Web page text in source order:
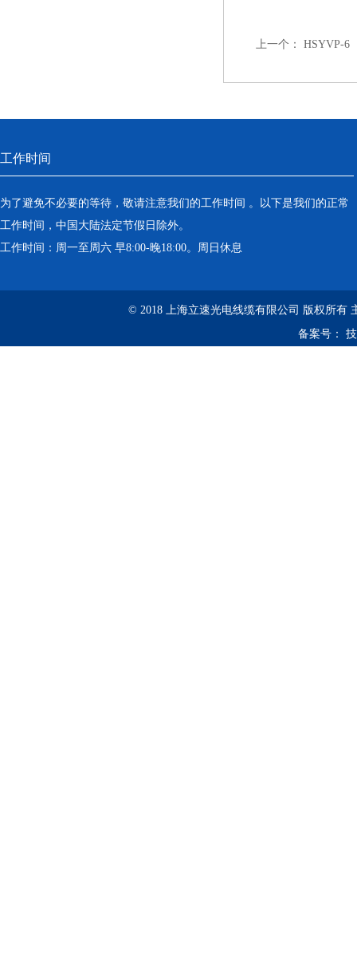
上一个： HSYVP-6
工作时间
为了避免不必要的等待，敬请注意我们的工作时间 。以下是我们的正常
工作时间，中国大陆法定节假日除外。
工作时间：周一至周六 早8:00-晚18:00。周日休息
© 2018 上海立速光电线缆有限公司 版权所有
备案号：